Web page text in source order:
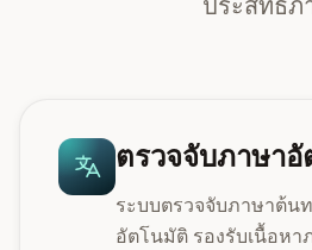
ตรวจจับภาษา
ระบบตรวจจับภาษาต้น
อัตโนมัติ รองรับเนื้อห